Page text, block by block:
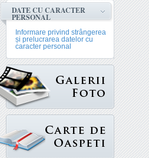
DATE CU CARACTER
PERSONAL
Informare privind strângerea
și prelucrarea datelor cu
caracter personal